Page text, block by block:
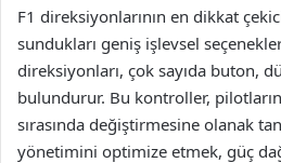
F1 direksiyonlarının en dikkat
sundukları geniş işlevsel
direksiyonları, çok sayıda buton,
bulundurur. Bu kontroller, pilotların
sırasında değiştirmesine olanak
yönetimini optimize etmek, güç